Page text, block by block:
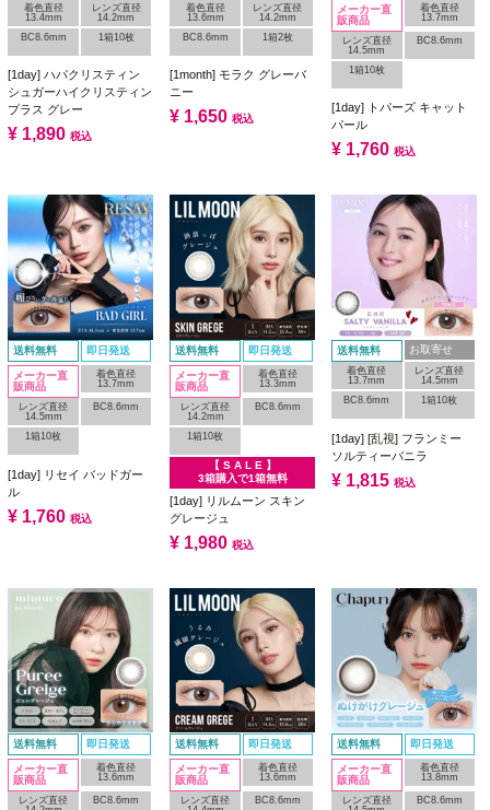
着色直径
13.4mm
レンズ直径
14.2mm
BC8.6mm
1箱10枚
[1day] ハパクリスティン
シュガーハイクリスティン
プラス グレー
¥ 1,890 税込
着色直径
13.6mm
レンズ直径
14.2mm
BC8.6mm
1箱2枚
[1month] モラク グレーバ
ニー
¥ 1,650 税込
メーカー直
販商品
着色直径
13.7mm
レンズ直径
14.5mm
BC8.6mm
1箱10枚
[1day] トパーズ キャット
パール
¥ 1,760 税込
送料無料 即日発送
メーカー直
販商品
着色直径
13.7mm
レンズ直径
14.5mm
BC8.6mm
1箱10枚
[1day] リセイ バッドガー
ル
¥ 1,760 税込
送料無料 即日発送
メーカー直
販商品
着色直径
13.3mm
レンズ直径
14.2mm
BC8.6mm
1箱10枚
【 S A L E 】
3箱購入で1箱無料
[1day] リルムーン スキン
グレージュ
¥ 1,980 税込
送料無料 お取寄せ
着色直径
13.7mm
レンズ直径
14.5mm
BC8.6mm
1箱10枚
[1day] [乱視] フランミー
ソルティーバニラ
¥ 1,815 税込
送料無料 即日発送
メーカー直
販商品
着色直径
13.6mm
レンズ直径
BC8.6mm
送料無料 即日発送
メーカー直
販商品
着色直径
13.6mm
レンズ直径
BC8.6mm
送料無料 即日発送
メーカー直
販商品
着色直径
13.8mm
レンズ直径
BC8.6mm